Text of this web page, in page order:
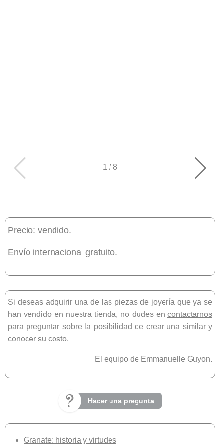
1 /8
Precio: vendido.
Envío internacional gratuito.
Si deseas adquirir una de las piezas de joyería que ya se
han vendido en nuestra tienda, no dudes en contactarnos
para preguntar sobre la posibilidad de crear una similar y
conocer su costo.
El equipo de Emmanuelle Guyon.
Hacer una pregunta
Granate: historia y virtudes